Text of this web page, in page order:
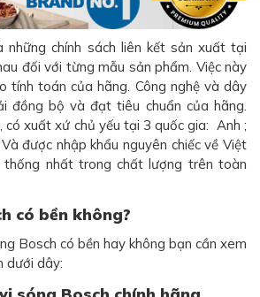
những chính sách liên kết sản xuất tại
đối với từng mẫu sản phẩm. Việc này
tính toán của hãng. Công nghệ và dây
đồng bộ và đạt tiêu chuẩn của hãng.
có xuất xứ chủ yếu tại 3 quốc gia: Anh ;
được nhập khẩu nguyên chiếc về Việt
thống nhất trong chất lượng trên toàn
có bền không?
Bosch có bền hay không bạn cần xem
dưới dây: